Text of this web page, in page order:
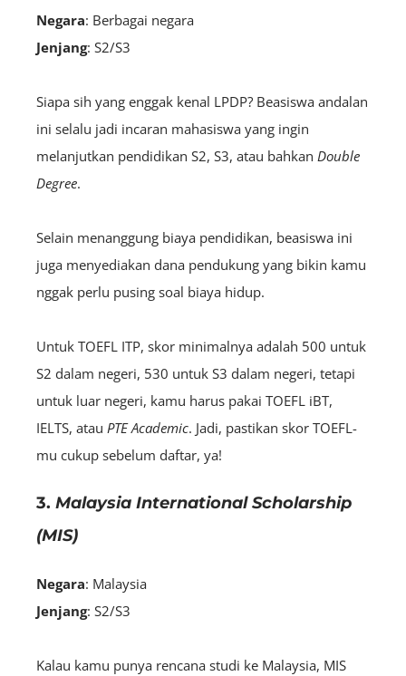
Negara: Berbagai negara
Jenjang: S2/S3
Siapa sih yang enggak kenal LPDP? Beasiswa andalan
ini selalu jadi incaran mahasiswa yang ingin
melanjutkan pendidikan S2, S3, atau bahkan Double
Degree.
Selain menanggung biaya pendidikan, beasiswa ini
juga menyediakan dana pendukung yang bikin kamu
nggak perlu pusing soal biaya hidup.
Untuk TOEFL ITP, skor minimalnya adalah 500 untuk
S2 dalam negeri, 530 untuk S3 dalam negeri, tetapi
untuk luar negeri, kamu harus pakai TOEFL iBT,
IELTS, atau PTE Academic. Jadi, pastikan skor TOEFL-
mu cukup sebelum daftar, ya!
3. Malaysia International Scholarship
(MIS)
Negara: Malaysia
Jenjang: S2/S3
Kalau kamu punya rencana studi ke Malaysia, MIS